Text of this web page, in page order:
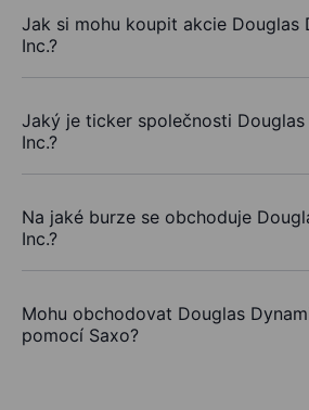
Jak si mohu koupit akcie Douglas
Inc.?
Jaký je ticker společnosti Douglas
Inc.?
Na jaké burze se obchoduje
Inc.?
Mohu obchodovat Douglas
pomocí Saxo?